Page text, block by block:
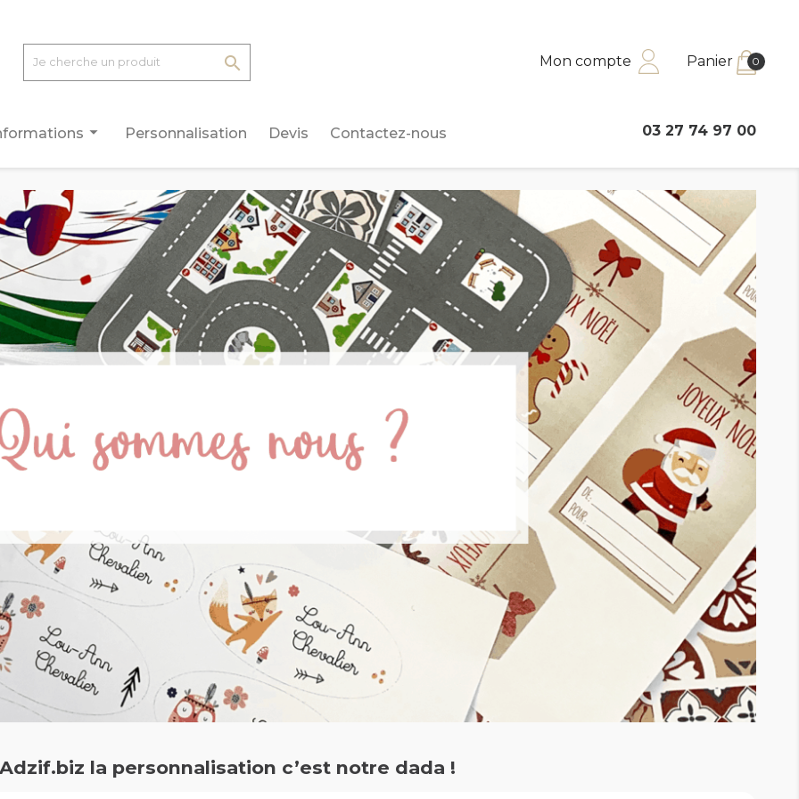
 Mon compte Panier 0
arrow_drop_down Personnalisation Devis Contactez-nous 03 27 74 97 00
la personnalisation c’est notre dada !